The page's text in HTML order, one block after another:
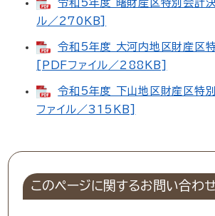
令和5年度 曙財産区特別会計
ル／270KB]
令和5年度 大河内地区財産区
[PDFファイル／288KB]
令和5年度 下山地区財産区特
ファイル／315KB]
このページに関するお問い合わ